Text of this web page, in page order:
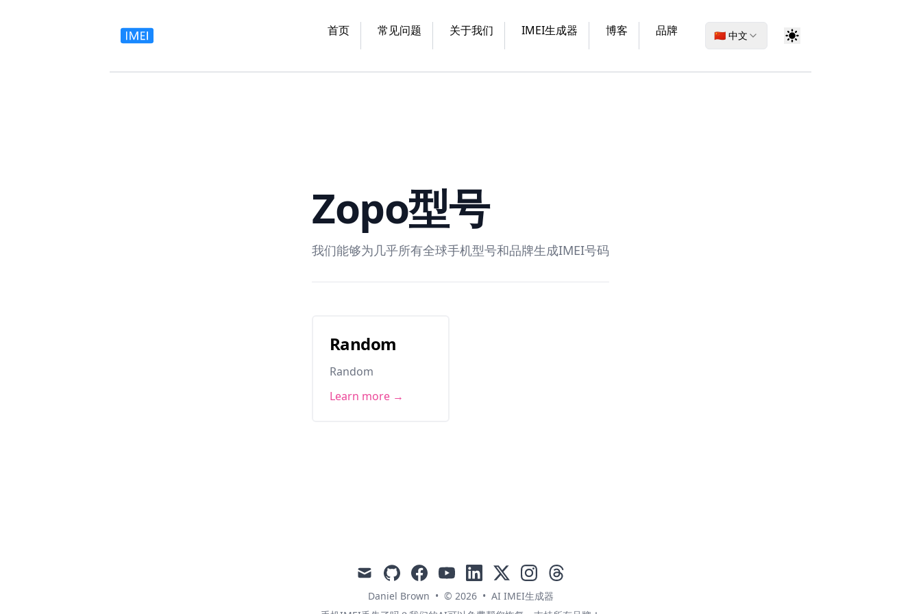
首页 常见问题 关于我们 IMEI生成器 博客 品牌 🇨🇳 中文
Zopo型号
我们能够为几乎所有全球手机型号和品牌生成IMEI号码
Random
Random
Learn more →
mail githubfacebookyoutubelinkedin
x instagramthreads
Daniel Brown • © 2026 • AI IMEI生成器